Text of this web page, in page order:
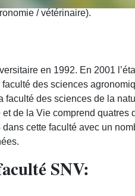
/ vétérinaire).
en 1992. En 2001
des sciences
faculté des sciences de la
de la Vie comprend
cette faculté avec un
SNV: